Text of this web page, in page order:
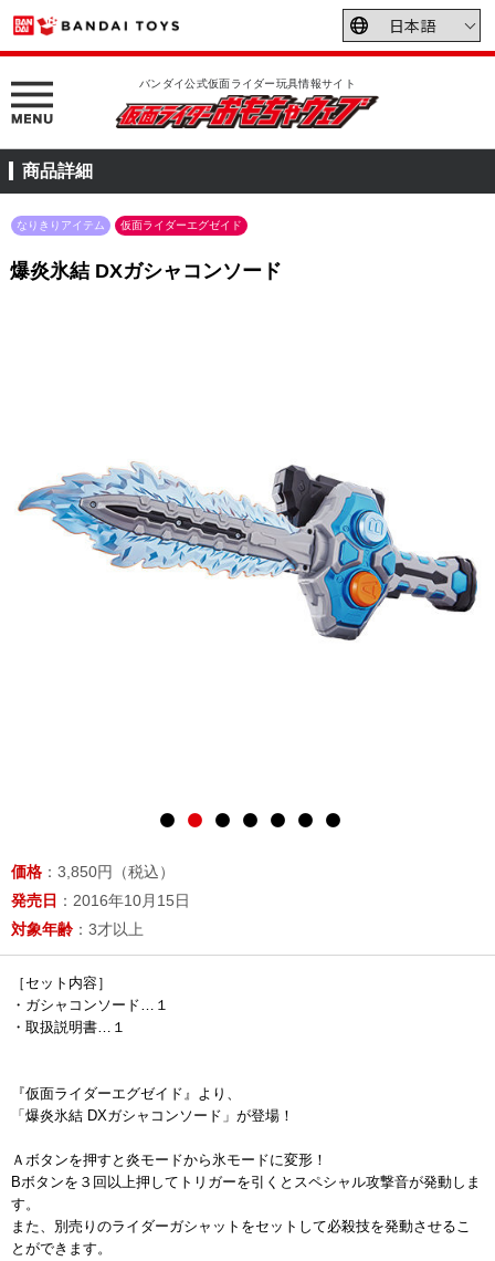
バンダイ公式仮面ライダー玩具情報サイト
商品詳細
なりきりアイテム 仮面ライダーエグゼイド
爆炎氷結 DXガシャコンソード
価格 ：3,850円（税込）
発売日 ：2016年10月15日
対象年齢 ：3才以上
［セット内容］
・ガシャコンソード…１
・取扱説明書…１
『仮面ライダーエグゼイド』より、
「爆炎氷結 DXガシャコンソード」が登場！
Ａボタンを押すと炎モードから氷モードに変形！
Bボタンを３回以上押してトリガーを引くとスペシャル攻撃音が発動しま
す。
また、別売りのライダーガシャットをセットして必殺技を発動させるこ
とができます。